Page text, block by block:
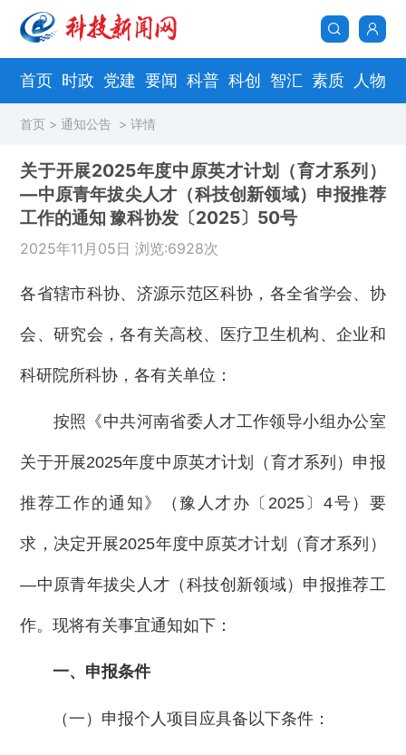
首页 时政 党建 要闻 科普 科创 智汇 素质 人物
首页 >通知公告 > 详情
关于开展2025年度中原英才计划（育才系列）
—中原青年拔尖人才（科技创新领域）申报推荐
工作的通知 豫科协发〔2025〕50号
2025年11月05日 浏览:6928次
各省辖市科协、济源示范区科协，各全省学会、协
会、研究会，各有关高校、医疗卫生机构、企业和
科研院所科协，各有关单位：
按照《中共河南省委人才工作领导小组办公室
关于开展2025年度中原英才计划（育才系列）申报
推荐工作的通知》（豫人才办〔2025〕4号）要
求，决定开展2025年度中原英才计划（育才系列）
—中原青年拔尖人才（科技创新领域）申报推荐工
作。现将有关事宜通知如下：
一、申报条件
（一）申报个人项目应具备以下条件：